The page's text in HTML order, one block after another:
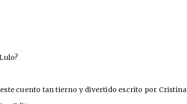
cuento tan tierno y divertido escrito por Cristina